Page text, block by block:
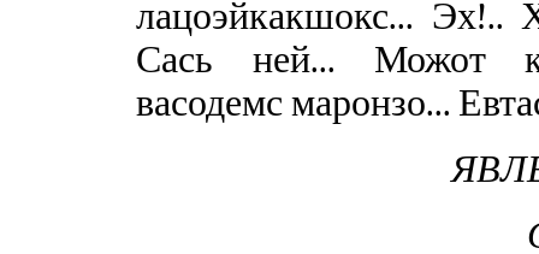
лацоэйкакшокс... Эх!..
Сась ней... Можот
васодемс маронзо...